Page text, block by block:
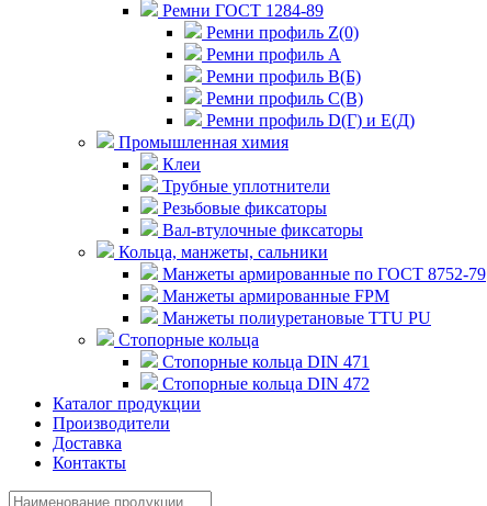
Ремни ГОСТ 1284-89
Ремни профиль Z(0)
Ремни профиль А
Ремни профиль В(Б)
Ремни профиль С(В)
Ремни профиль D(Г) и E(Д)
Промышленная химия
Клеи
Трубные уплотнители
Резьбовые фиксаторы
Вал-втулочные фиксаторы
Кольца, манжеты, сальники
Манжеты армированные по ГОСТ 8752-79
Манжеты армированные FPM
Манжеты полиуретановые TTU PU
Стопорные кольца
Стопорные кольца DIN 471
Стопорные кольца DIN 472
Каталог продукции
Производители
Доставка
Контакты